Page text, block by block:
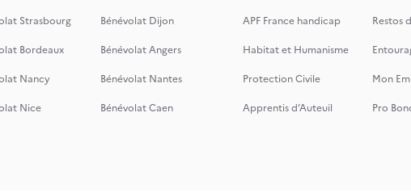
Strasbourg
Bénévolat Dijon
Bordeaux
Bénévolat Angers
Nancy
Bénévolat Nantes
Nice
Bénévolat Caen
APF France handicap
Restos
Habitat et Humanisme
Protection Civile
Mon
Apprentis d’Auteuil
Pro